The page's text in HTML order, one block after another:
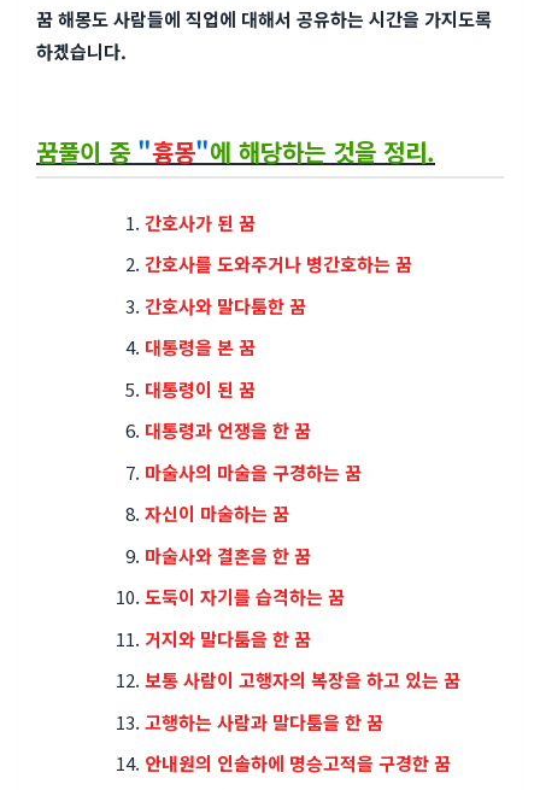
꿈 해몽도 사람들에 직업에 대해서 공유하는 시간을 가지도록
하겠습니다.
꿈풀이 중 "흉몽"에 해당하는 것을 정리.
간호사가 된 꿈
간호사를 도와주거나 병간호하는 꿈
간호사와 말다툼한 꿈
대통령을 본 꿈
대통령이 된 꿈
대통령과 언쟁을 한 꿈
마술사의 마술을 구경하는 꿈
자신이 마술하는 꿈
마술사와 결혼을 한 꿈
도둑이 자기를 습격하는 꿈
거지와 말다툼을 한 꿈
보통 사람이 고행자의 복장을 하고 있는 꿈
고행하는 사람과 말다툼을 한 꿈
안내원의 인솔하에 명승고적을 구경한 꿈